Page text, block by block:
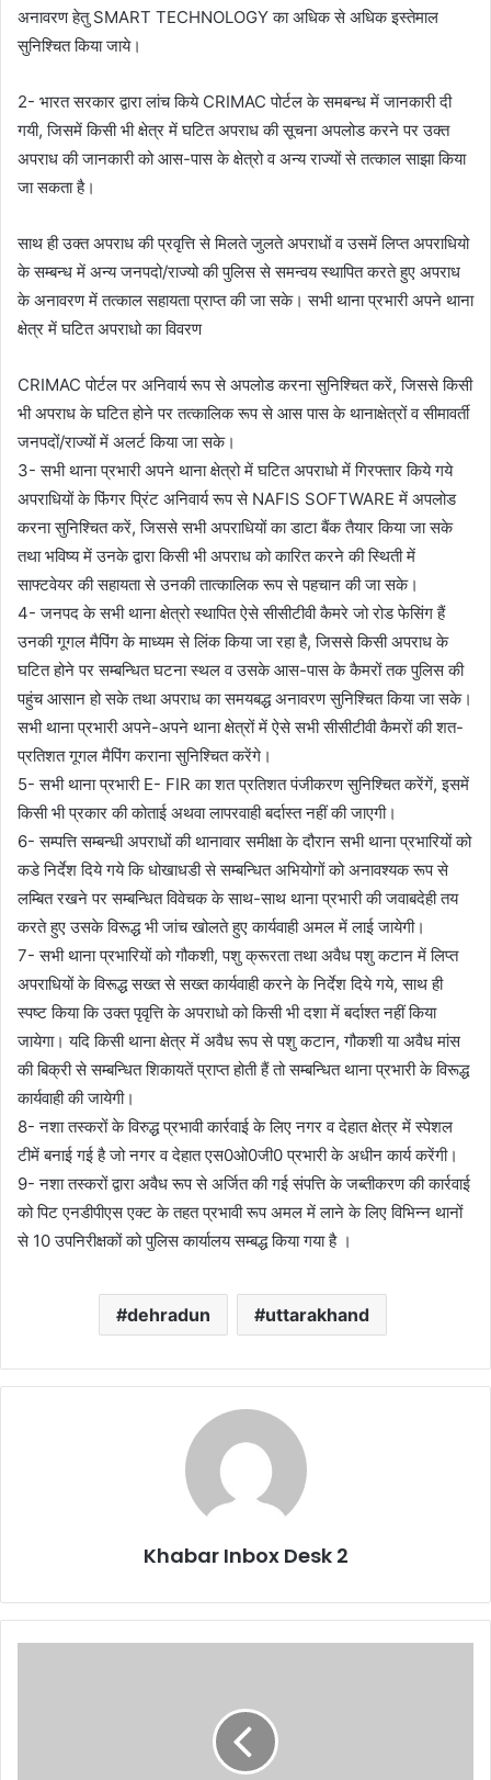
अनावरण हेतु SMART TECHNOLOGY का अधिक से अधिक इस्तेमाल
सुनिश्चित किया जाये।
2- भारत सरकार द्वारा लांच किये CRIMAC पोर्टल के समबन्ध में जानकारी दी
गयी, जिसमें किसी भी क्षेत्र में घटित अपराध की सूचना अपलोड करने पर उक्त
अपराध की जानकारी को आस-पास के क्षेत्रो व अन्य राज्यों से तत्काल साझा किया
जा सकता है।
साथ ही उक्त अपराध की प्रवृत्ति से मिलते जुलते अपराधों व उसमें लिप्त अपराधियो
के सम्बन्ध में अन्य जनपदो/राज्यो की पुलिस से समन्वय स्थापित करते हुए अपराध
के अनावरण में तत्काल सहायता प्राप्त की जा सके। सभी थाना प्रभारी अपने थाना
क्षेत्र में घटित अपराधो का विवरण
CRIMAC पोर्टल पर अनिवार्य रूप से अपलोड करना सुनिश्चित करें, जिससे किसी
भी अपराध के घटित होने पर तत्कालिक रूप से आस पास के थानाक्षेत्रों व सीमावर्ती
जनपदों/राज्यों में अलर्ट किया जा सके।
3- सभी थाना प्रभारी अपने थाना क्षेत्रो में घटित अपराधो में गिरफ्तार किये गये
अपराधियों के फिंगर प्रिंट अनिवार्य रूप से NAFIS SOFTWARE में अपलोड
करना सुनिश्चित करें, जिससे सभी अपराधियों का डाटा बैंक तैयार किया जा सके
तथा भविष्य में उनके द्वारा किसी भी अपराध को कारित करने की स्थिती में
साफ्टवेयर की सहायता से उनकी तात्कालिक रूप से पहचान की जा सके।
4- जनपद के सभी थाना क्षेत्रो स्थापित ऐसे सीसीटीवी कैमरे जो रोड फेसिंग हैं
उनकी गूगल मैपिंग के माध्यम से लिंक किया जा रहा है, जिससे किसी अपराध के
घटित होने पर सम्बन्धित घटना स्थल व उसके आस-पास के कैमरों तक पुलिस की
पहुंच आसान हो सके तथा अपराध का समयबद्ध अनावरण सुनिश्चित किया जा सके।
सभी थाना प्रभारी अपने-अपने थाना क्षेत्रों में ऐसे सभी सीसीटीवी कैमरों की शत-
प्रतिशत गूगल मैपिंग कराना सुनिश्चित करेंगे।
5- सभी थाना प्रभारी E- FIR का शत प्रतिशत पंजीकरण सुनिश्चित करेंगें, इसमें
किसी भी प्रकार की कोताई अथवा लापरवाही बर्दास्त नहीं की जाएगी।
6- सम्पत्ति सम्बन्धी अपराधों की थानावार समीक्षा के दौरान सभी थाना प्रभारियों को
कडे निर्देश दिये गये कि धोखाधडी से सम्बन्धित अभियोगों को अनावश्यक रूप से
लम्बित रखने पर सम्बन्धित विवेचक के साथ-साथ थाना प्रभारी की जवाबदेही तय
करते हुए उसके विरूद्ध भी जांच खोलते हुए कार्यवाही अमल में लाई जायेगी।
7- सभी थाना प्रभारियों को गौकशी, पशु क्रूरता तथा अवैध पशु कटान में लिप्त
अपराधियों के विरूद्ध सख्त से सख्त कार्यवाही करने के निर्देश दिये गये, साथ ही
स्पष्ट किया कि उक्त पृवृत्ति के अपराधो को किसी भी दशा में बर्दाश्त नहीं किया
जायेगा। यदि किसी थाना क्षेत्र में अवैध रूप से पशु कटान, गौकशी या अवैध मांस
की बिक्री से सम्बन्धित शिकायतें प्राप्त होती हैं तो सम्बन्धित थाना प्रभारी के विरूद्ध
कार्यवाही की जायेगी।
8- नशा तस्करों के विरुद्ध प्रभावी कार्रवाई के लिए नगर व देहात क्षेत्र में स्पेशल
टीमें बनाई गई है जो नगर व देहात एस0ओ0जी0 प्रभारी के अधीन कार्य करेंगी।
9- नशा तस्करों द्वारा अवैध रूप से अर्जित की गई संपत्ति के जब्तीकरण की कार्रवाई
को पिट एनडीपीएस एक्ट के तहत प्रभावी रूप अमल में लाने के लिए विभिन्न थानों
से 10 उपनिरीक्षकों को पुलिस कार्यालय सम्बद्ध किया गया है ।
dehradun uttarakhand
Khabar Inbox Desk 2